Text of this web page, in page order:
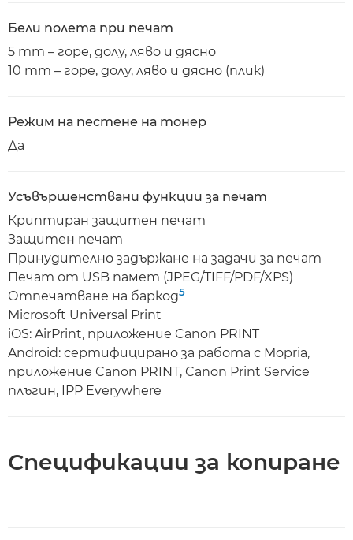
Бели полета при печат
5 mm – горе, долу, ляво и дясно
10 mm – горе, долу, ляво и дясно (плик)
Режим на пестене на тонер
Да
Усъвършенствани функции за печат
Криптиран защитен печат
Защитен печат
Принудително задържане на задачи за печат
Печат от USB памет (JPEG/TIFF/PDF/XPS)
Отпечатване на баркод5
Microsoft Universal Print
iOS: AirPrint, приложение Canon PRINT
Android: сертифицирано за работа с Mopria,
приложение Canon PRINT, Canon Print Service
плъгин, IPP Everywhere
Спецификации за копиране